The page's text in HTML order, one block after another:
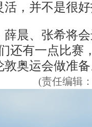
，并不是很
晨、张希将会
还有一点比赛
奥运会做准备
(责任编辑